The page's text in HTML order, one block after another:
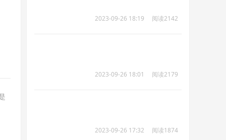
2023-09-26 18:19
阅读2142
2023-09-26 18:01
阅读2179
2023-09-26 17:32
阅读1874